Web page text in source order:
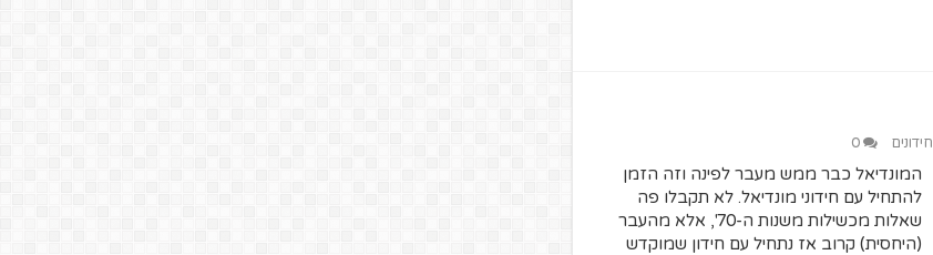
חידונים 0
המונדיאל כבר ממש מעבר לפינה וזה הזמן
להתחיל עם חידוני מונדיאל. לא תקבלו פה
שאלות מכשילות משנות ה-70', אלא מהעבר
(היחסית) קרוב אז נתחיל עם חידון שמוקדש